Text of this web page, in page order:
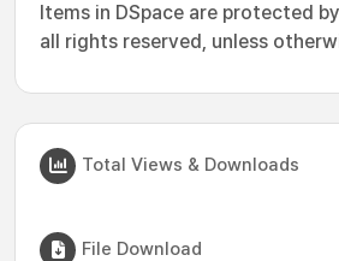
Items in DSpace are protected
all rights reserved, unless
Total Views & Downloads
File Download